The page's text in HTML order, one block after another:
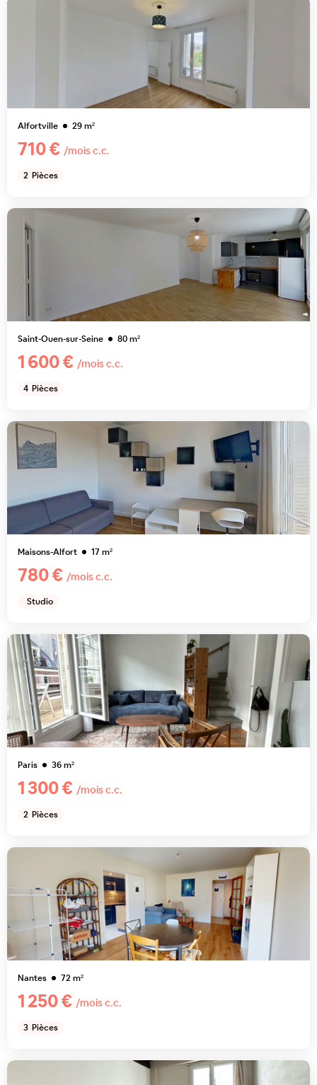
Alfortville 29m²
710 € /mois c.c.
2 Pièces
Saint-Ouen-sur-Seine 80m²
1 600 € /mois c.c.
4 Pièces
Maisons-Alfort 17m²
780 € /mois c.c.
Studio
Paris 36m²
1 300 € /mois c.c.
2 Pièces
Nantes 72m²
1 250 € /mois c.c.
3 Pièces